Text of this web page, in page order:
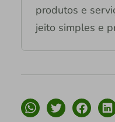
produtos e
jeito simples e